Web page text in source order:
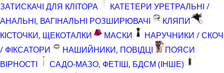
ЗАТИСКАЧІ ДЛЯ КЛІТОРА
КАТЕТЕРИ УРЕТРАЛЬНІ /
АНАЛЬНІ, ВАГІНАЛЬНІ РОЗШИРЮВАЧІ
КЛЯПИ
КІСТОЧКИ, ЩЕКОТАЛКИ
МАСКИ
НАРУЧНИКИ / СКОЧ
/ ФІКСАТОРИ
НАШИЙНИКИ, ПОВІДЦІ
ПОЯСИ
ВІРНОСТІ
САДО-МАЗО, ФЕТІШ, БДСМ (ІНШЕ)